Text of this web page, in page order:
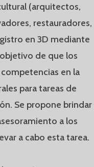
(arquitectos,
restauradores,
en 3D mediante
de que los
en la
para tareas de
Se propone brindar
a los
a cabo esta tarea.